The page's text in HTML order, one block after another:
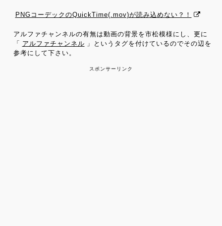
PNGコーデックのQuickTime(.mov)が読み込めない？！
アルファチャンネルの有無は動画の背景を市松模様にし、更に
「
アルファチャンネル 」というタグを付けているのでその辺を
参考にして下さい。